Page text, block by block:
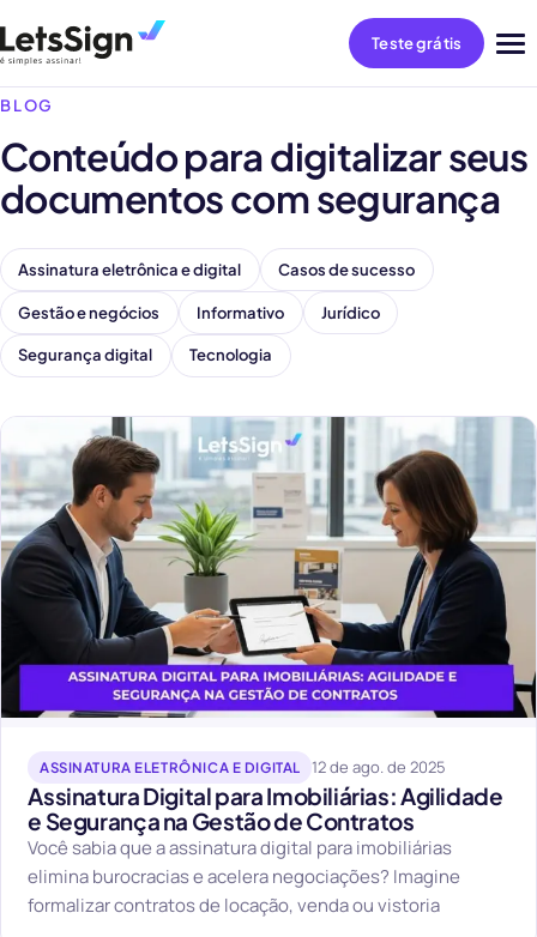
Teste grátis
BLOG
Conteúdo para digitalizar seus
documentos com segurança
Assinatura eletrônica e digital Casos de sucesso
Gestão e negócios Informativo Jurídico
Segurança digital Tecnologia
ASSINATURA ELETRÔNICA E DIGITAL 12 de ago. de 2025
Assinatura Digital para Imobiliárias: Agilidade
e Segurança na Gestão de Contratos
Você sabia que a assinatura digital para imobiliárias
elimina burocracias e acelera negociações? Imagine
formalizar contratos de locação, venda ou vistoria